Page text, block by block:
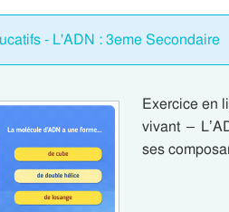
- L'ADN : 3eme Secondaire
Exercice en
vivant –
ses